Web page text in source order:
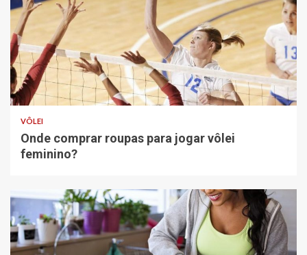
VÔLEI
Onde comprar roupas para jogar vôlei
feminino?